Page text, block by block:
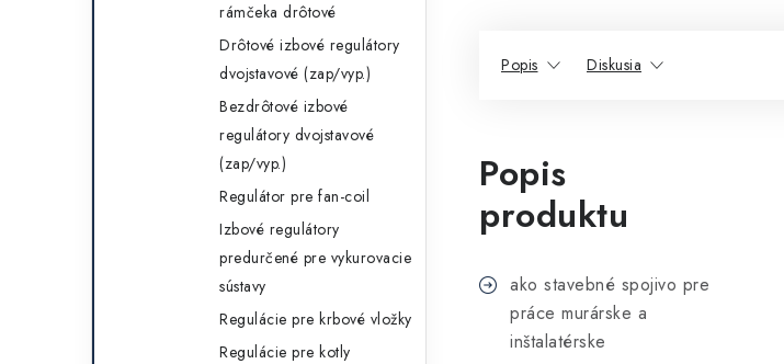
rámčeka drôtové
Drôtové izbové regulátory
dvojstavové (zap/vyp.)
Bezdrôtové izbové
regulátory dvojstavové
(zap/vyp.)
Regulátor pre fan-coil
Izbové regulátory
predurčené pre vykurovacie
sústavy
Regulácie pre krbové vložky
Regulácie pre kotly
Popis Diskusia
Popis
produktu
ako stavebné spojivo pre
práce murárske a
inštalatérske